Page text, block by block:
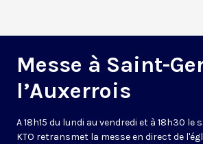
Messe à Saint-
l’Auxerrois
A 18h15 du lundi au vendredi et à 18h30 le
KTO retransmet la messe en direct de